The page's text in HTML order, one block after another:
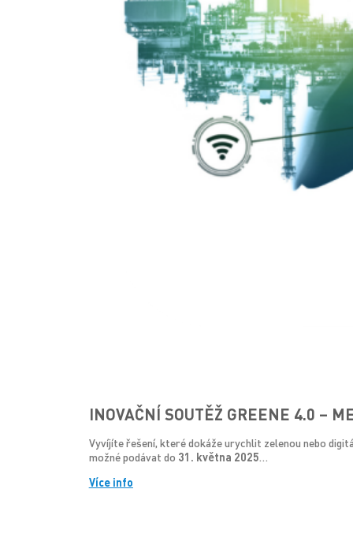
INOVAČNÍ SOUTĚŽ GREENE 4.0 –
Vyvíjíte řešení, které dokáže urychlit zelenou nebo
možné podávat do 31. května 2025…
Více info